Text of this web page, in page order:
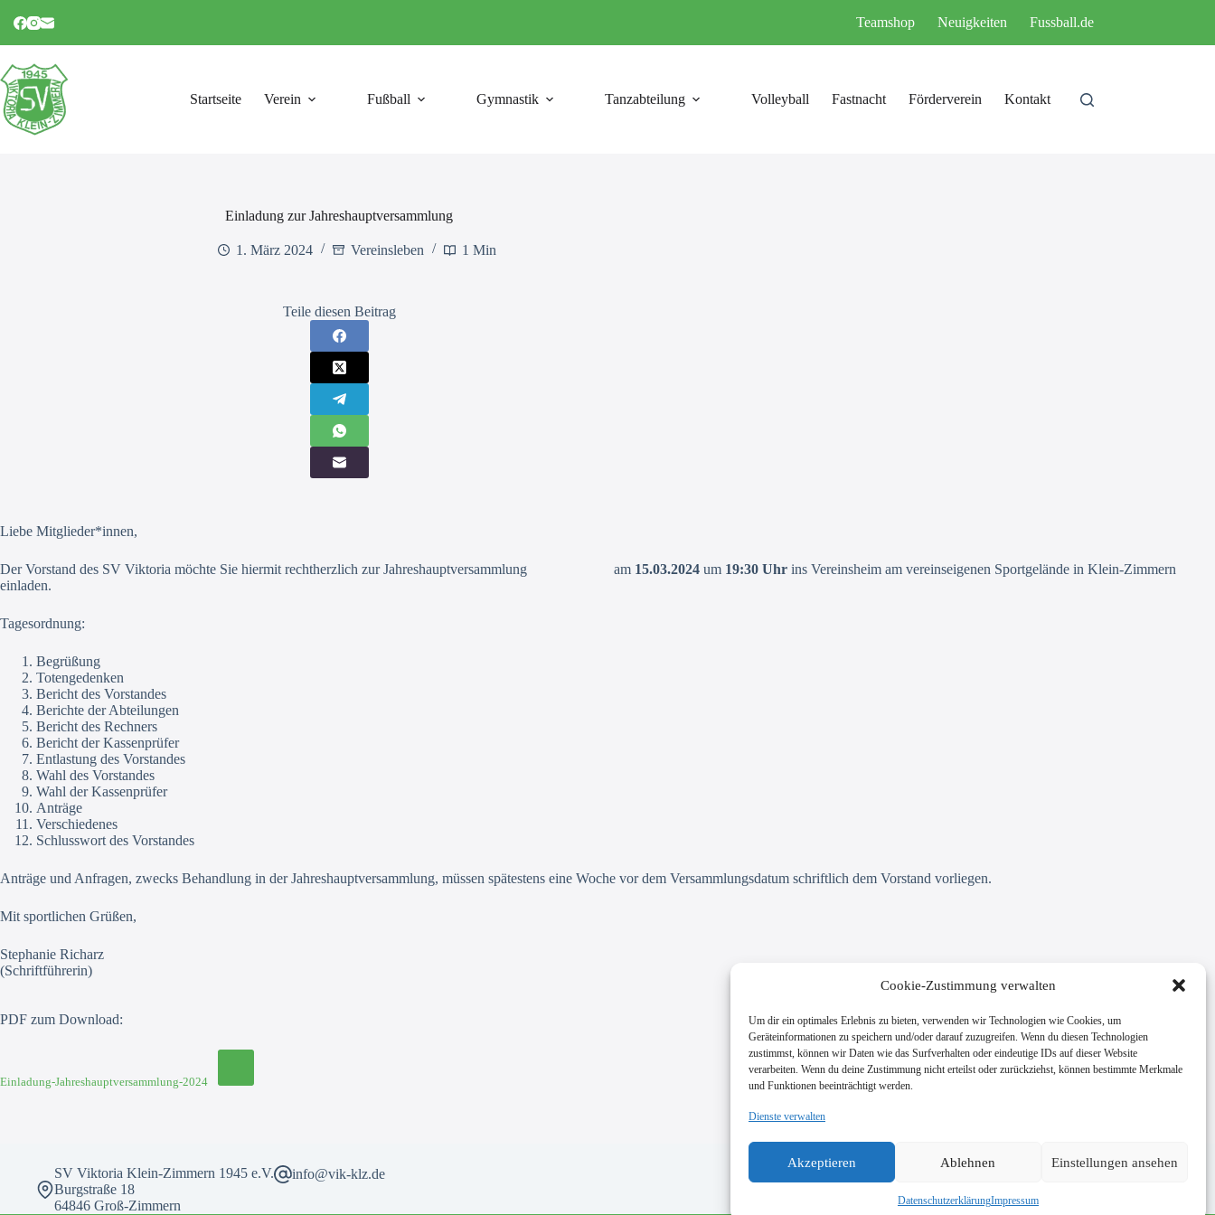
Cookie-Zustimmung verwalten
Um dir ein optimales Erlebnis zu bieten, verwenden wir Technologien wie Cookies, um
Geräteinformationen zu speichern und/oder darauf zuzugreifen. Wenn du diesen Technologien
zustimmst, können wir Daten wie das Surfverhalten oder eindeutige IDs auf dieser Website
verarbeiten. Wenn du deine Zustimmung nicht erteilst oder zurückziehst, können bestimmte Merkmale
und Funktionen beeinträchtigt werden.
Dienste verwalten
Akzeptieren Ablehnen Einstellungen ansehen
DatenschutzerklärungImpressum
Inhalt
Teamshop Neuigkeiten Fussball.de
Startseite Verein Fußball Gymnastik Tanzabteilung Volleyball Fastnacht Förderverein Kontakt
Einladung zur Jahreshauptversammlung
1. März 2024 Vereinsleben 1 Min
Teile diesen Beitrag
Liebe Mitglieder*innen,
Der Vorstand des SV Viktoria möchte Sie hiermit rechtherzlich zur Jahreshauptversammlung am 15.03.2024 um 19:30 Uhr ins Vereinsheim am vereinseigenen Sportgelände in Klein-Zimmern
einladen.
Tagesordnung:
Begrüßung
Totengedenken
Bericht des Vorstandes
Berichte der Abteilungen
Bericht des Rechners
Bericht der Kassenprüfer
Entlastung des Vorstandes
Wahl des Vorstandes
Wahl der Kassenprüfer
Anträge
Verschiedenes
Schlusswort des Vorstandes
Anträge und Anfragen, zwecks Behandlung in der Jahreshauptversammlung, müssen spätestens eine Woche vor dem Versammlungsdatum schriftlich dem Vorstand vorliegen.
Mit sportlichen Grüßen,
Stephanie Richarz
(Schriftführerin)
PDF zum Download:
Einladung-Jahreshauptversammlung-2024
SV Viktoria Klein-Zimmern 1945 e.V.
Burgstraße 18
64846 Groß-Zimmern
info@vik-klz.de
Impressum